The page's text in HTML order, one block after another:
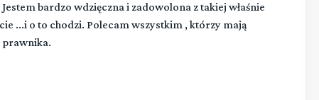
bardzo wdzięczna i zadowolona z takiej właśnie
...i o to chodzi. Polecam wszystkim , którzy mają